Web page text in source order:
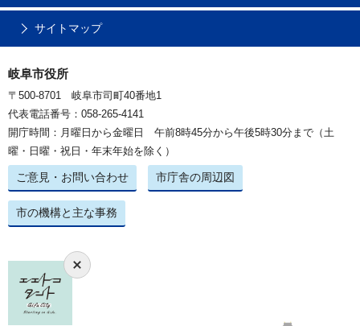
サイトマップ
岐阜市役所
〒500-8701 岐阜市司町40番地1
代表電話番号：058-265-4141
開庁時間：月曜日から金曜日 午前8時45分から午後5時30分まで（土
曜・日曜・祝日・年末年始を除く）
ご意見・お問い合わせ 市庁舎の周辺図
市の機構と主な事務